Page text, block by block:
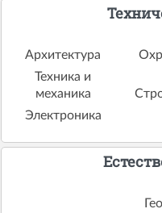
Архитектура
Техника и
механика
Электроника